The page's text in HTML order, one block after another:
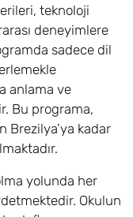
teknoloji
deneyimlere
sadece dil
anlama ve
Bu programa,
Brezilya’ya kadar
yolunda her
Okulun